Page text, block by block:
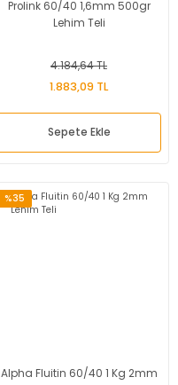
Prolink 60/40 1,6mm 500gr
Lehim Teli
4.184,64 TL
1.883,09 TL
Sepete Ekle
%35
Alpha Fluitin 60/40 1 Kg 2mm